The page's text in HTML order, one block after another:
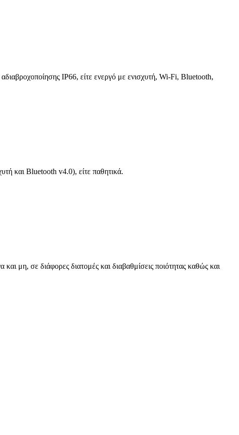
IP66, είτε ενεργό με ενισχυτή, Wi-Fi, Bluetooth,
και Bluetooth v4.0), είτε παθητικά.
μη, σε διάφορες διατομές και διαβαθμίσεις ποιότητας καθώς και